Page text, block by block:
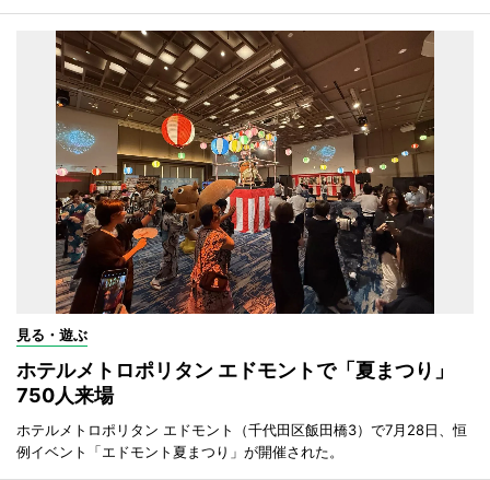
見る・遊ぶ
ホテルメトロポリタン エドモントで「夏まつり」
750人来場
ホテルメトロポリタン エドモント（千代田区飯田橋3）で7月28日、恒
例イベント「エドモント夏まつり」が開催された。